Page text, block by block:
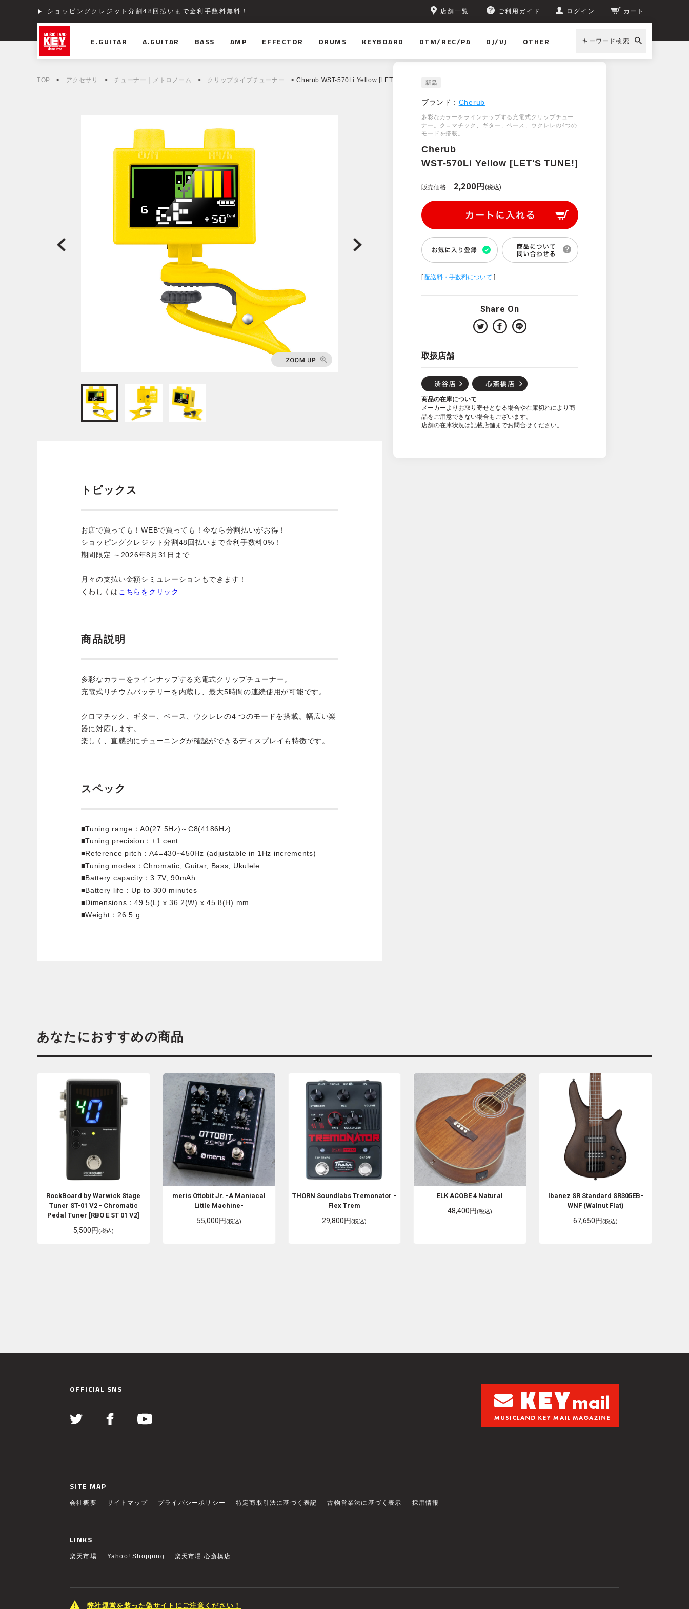
ショッピングクレジット分割48回払いまで金利手数料無料！ 店舗一覧 ご利用ガイド ログイン カート
E.GUITAR A.GUITAR BASS AMP EFFECTOR DRUMS KEYBOARD DTM/REC/PA DJ/VJ OTHER キーワード検索
TOP > アクセサリ > チューナー｜メトロノーム > クリップタイプチューナー > Cherub WST-570Li Yellow [LET'S TUNE!]
ブランド : Cherub
多彩なカラーをラインナップする充電式クリップチュー
ナー。クロマチック、ギター、ベース、ウクレレの4つの
モードを搭載。
Cherub
WST-570Li Yellow [LET'S TUNE!]
販売価格 2,200円 (税込)
[配送料・手数料について ]
Share On
取扱店舗
商品の在庫について
メーカーよりお取り寄せとなる場合や在庫切れにより商
品をご用意できない場合もございます。
店舗の在庫状況は記載店舗までお問合せください。
トピックス
お店で買っても！WEBで買っても！今なら分割払いがお得！
ショッピングクレジット分割48回払いまで金利手数料0%！
期間限定 ～2026年8月31日まで
月々の支払い金額シミュレーションもできます！
くわしくは こちらをクリック
商品説明
多彩なカラーをラインナップする充電式クリップチューナー。
充電式リチウムバッテリーを内蔵し、最大5時間の連続使用が可能です。
クロマチック、ギター、ベース、ウクレレの4 つのモードを搭載。幅広い楽
器に対応します。
楽しく、直感的にチューニングが確認ができるディスプレイも特徴です。
スペック
■Tuning range：A0(27.5Hz)～C8(4186Hz)
■Tuning precision：±1 cent
■Reference pitch：A4=430~450Hz (adjustable in 1Hz increments)
■Tuning modes：Chromatic, Guitar, Bass, Ukulele
■Battery capacity：3.7V, 90mAh
■Battery life：Up to 300 minutes
■Dimensions：49.5(L) x 36.2(W) x 45.8(H) mm
■Weight：26.5 g
あなたにおすすめの商品
RockBoard by Warwick Stage
Tuner ST-01 V2 - Chromatic
Pedal Tuner [RBO E ST 01 V2]
5,500円(税込)
meris Ottobit Jr. -A Maniacal
Little Machine-
55,000円(税込)
THORN SoundlabsTremonator -
Flex Trem
29,800円(税込)
ELK ACOBE 4 Natural
48,400円(税込)
Ibanez SR Standard SR305EB-
WNF (Walnut Flat)
67,650円(税込)
OFFICIAL SNS
SITE MAP
会社概要 サイトマップ プライバシーポリシー 特定商取引法に基づく表記 古物営業法に基づく表示 採用情報
LINKS
楽天市場 Yahoo! Shopping 楽天市場 心斎橋店
弊社運営を装った偽サイトにご注意ください！